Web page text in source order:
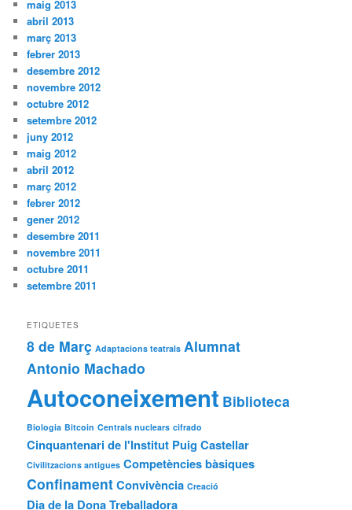
maig 2013
abril 2013
març 2013
febrer 2013
desembre 2012
novembre 2012
octubre 2012
setembre 2012
juny 2012
maig 2012
abril 2012
març 2012
febrer 2012
gener 2012
desembre 2011
novembre 2011
octubre 2011
setembre 2011
ETIQUETES
8 de Març Adaptacions teatrals Alumnat
Antonio Machado
Autoconeixement Biblioteca
Biologia Bitcoin Centrals nuclears cifrado
Cinquantenari de l'Institut Puig Castellar
Civilitzacions antigues Competències bàsiques
ConfinamentConvivència Creació
Dia de la Dona Treballadora